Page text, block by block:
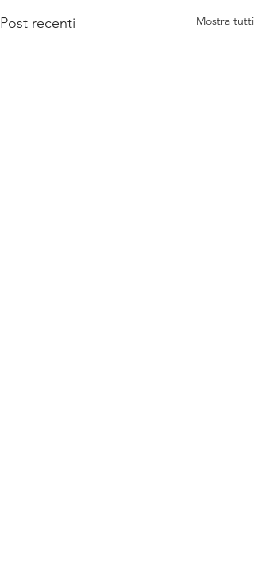
Post recenti Mostra tutti